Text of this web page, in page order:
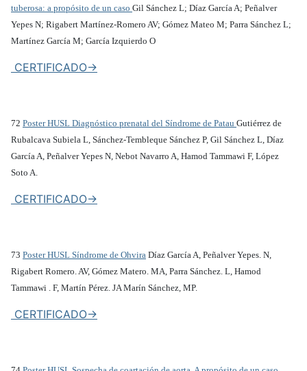
tuberosa: a propósito de un caso Gil Sánchez L; Díaz García A; Peñalver
Yepes N; Rigabert Martínez-Romero AV; Gómez Mateo M; Parra Sánchez L;
Martínez García M; García Izquierdo O
CERTIFICADO->
72 Poster HUSL Diagnóstico prenatal del Síndrome de Patau Gutiérrez de
Rubalcava Subiela L, Sánchez-Tembleque Sánchez P, Gil Sánchez L, Díaz
García A, Peñalver Yepes N, Nebot Navarro A, Hamod Tammawi F, López
Soto A.
CERTIFICADO->
73 Poster HUSL Síndrome de Ohvira Díaz García A, Peñalver Yepes. N,
Rigabert Romero. AV, Gómez Matero. MA, Parra Sánchez. L, Hamod
Tammawi . F, Martín Pérez. JA Marín Sánchez, MP.
CERTIFICADO->